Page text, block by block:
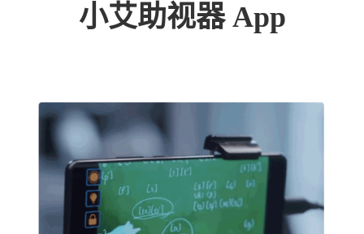
小艾助视器 App